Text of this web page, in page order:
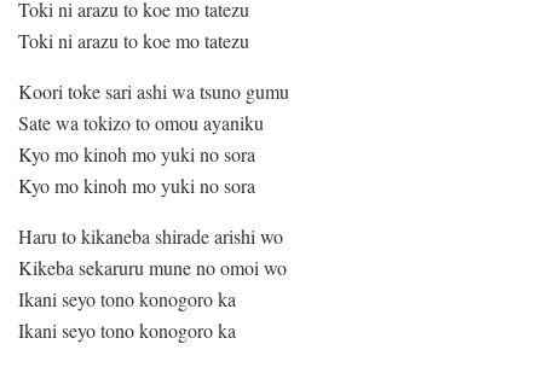
Toki ni arazu to koe mo tatezu
Toki ni arazu to koe mo tatezu
Koori toke sari ashi wa tsuno gumu
Sate wa tokizo to omou ayaniku
Kyo mo kinoh mo yuki no sora
Kyo mo kinoh mo yuki no sora
Haru to kikaneba shirade arishi wo
Kikeba sekaruru mune no omoi wo
Ikani seyo tono konogoro ka
Ikani seyo tono konogoro ka